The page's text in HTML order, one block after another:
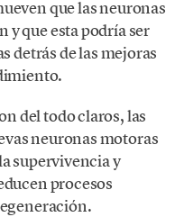
que las neuronas
y que esta podría ser
detrás de las mejoras
del todo claros, las
neuronas motoras
supervivencia y
procesos